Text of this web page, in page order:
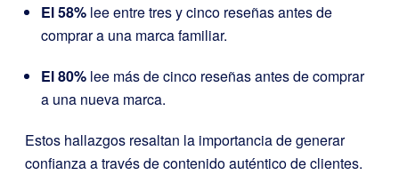
El 58% lee entre tres y cinco reseñas antes de
comprar a una marca familiar.
El 80% lee más de cinco reseñas antes de comprar
a una nueva marca.
Estos hallazgos resaltan la importancia de generar
confianza a través de contenido auténtico de clientes.